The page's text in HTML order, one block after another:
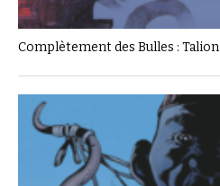
Complètement des Bulles : Talion